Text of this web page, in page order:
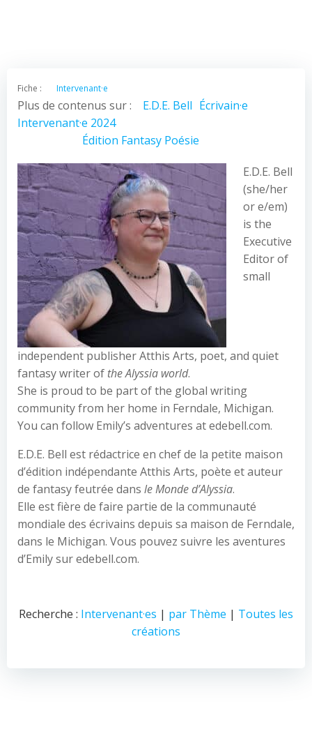
Fiche : Intervenant·e
Plus de contenus sur : E.D.E. Bell Écrivain·e
Intervenant·e 2024
Édition Fantasy Poésie
E.D.E. Bell
(she/her
or e/em)
is the
Executive
Editor of
small
independent publisher Atthis Arts, poet, and quiet
fantasy writer of the Alyssia world.
She is proud to be part of the global writing
community from her home in Ferndale, Michigan.
You can follow Emily’s adventures at edebell.com.
E.D.E. Bell est rédactrice en chef de la petite maison
d’édition indépendante Atthis Arts, poète et auteur
de fantasy feutrée dans le Monde d’Alyssia.
Elle est fière de faire partie de la communauté
mondiale des écrivains depuis sa maison de Ferndale,
dans le Michigan. Vous pouvez suivre les aventures
d’Emily sur edebell.com.
Recherche : Intervenant·es | par Thème | Toutes les
créations